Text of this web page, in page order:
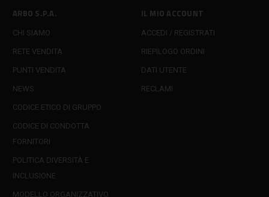
ARBO S.P.A.
CHI SIAMO
RETE VENDITA
PUNTI VENDITA
NEWS
CODICE ETICO DI GRUPPO
CODICE DI CONDOTTA
FORNITORI
POLITICA DIVERSITÀ E
INCLUSIONE
MODELLO ORGANIZZATIVO
IL MIO ACCOUNT
ACCEDI / REGISTRATI
RIEPILOGO ORDINI
DATI UTENTE
RECLAMI